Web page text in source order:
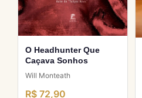
O Headhunter Que
Caçava Sonhos
Will Monteath
R$ 72,90